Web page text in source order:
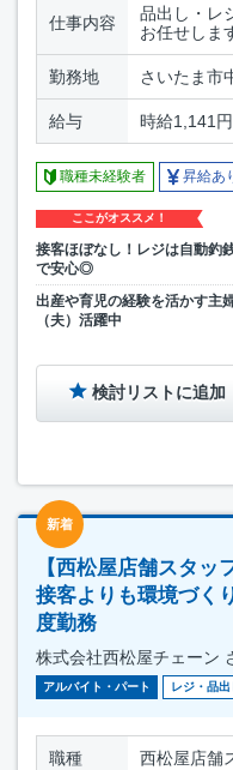
仕事内容
品出し・レ
お任せしま
勤務地 さいたま市
給与 時給1,141円
職種未経験者 昇給あ
ここがオススメ！
接客ほぼなし！レジは自動釣
で安心◎
出産や育児の経験を活かす主
（夫）活躍中
検討リストに追加
新着
【西松屋店舗スタッ
接客よりも環境づく
度勤務
株式会社西松屋チェーン
アルバイト・パート レジ・品出
職種 西松屋店舗